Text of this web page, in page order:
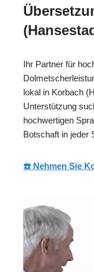
Ihr Partner für
lokal in Korbach
Unterstützung
hochwertigen
Botschaft in jeder
☎️ Nehmen Sie